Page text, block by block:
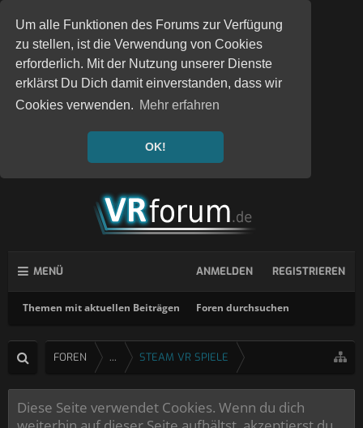
Um alle Funktionen des Forums zur Verfügung
zu stellen, ist die Verwendung von Cookies
erforderlich. Mit der Nutzung unserer Dienste
erklärst Du Dich damit einverstanden, dass wir
Cookies verwenden. Mehr erfahren
OK!
MENÜ
Themen mit aktuellen Beiträgen Foren durchsuchen
ANMELDEN REGISTRIEREN
FOREN ... STEAM VR SPIELE
Diese Seite verwendet Cookies. Wenn du dich